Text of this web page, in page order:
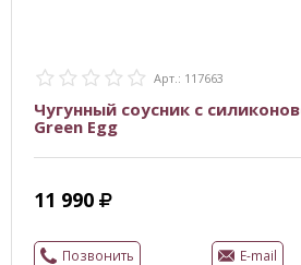
Арт.: 117663
Чугунный соусник с
Green Egg
11 990
Позвонить E-mail